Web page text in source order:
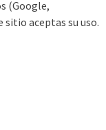
(Google,
sitio aceptas su uso.